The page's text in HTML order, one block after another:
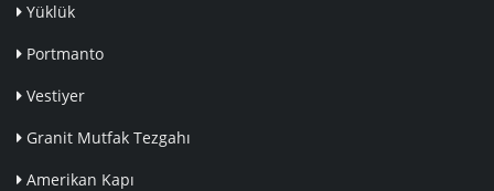
Yüklük
Portmanto
Vestiyer
Granit Mutfak Tezgahı
Amerikan Kapı